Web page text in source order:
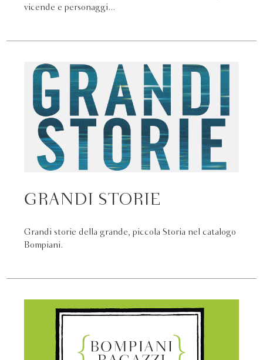
vicende e personaggi...
GRANDI STORIE
Grandi storie della grande, piccola Storia nel catalogo
Bompiani.